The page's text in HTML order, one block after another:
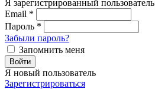
Я зарегистрированный пользователь
Email *
Пароль *
Забыли пароль?
Запомнить меня
Войти
Я новый пользователь
Зарегистрироваться